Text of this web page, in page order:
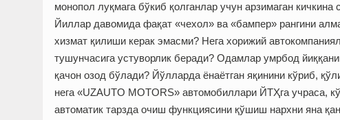
монопол луқмага бўкиб қолганлар учун арзимаган
Йиллар давомида фақат «чехол» ва «бампер» рангини
хизмат қилиши керак эмасми? Нега хорижий
тушунчасига устуворлик беради? Одамлар умрбод
қачон озод бўлади? Йўлларда ёнаётган яқинини кўриб,
нега «UZAUTO MOTORS» автомобиллари ЙТҲга учраса,
автоматик тарзда очиш функциясини қўшиш нархни яна